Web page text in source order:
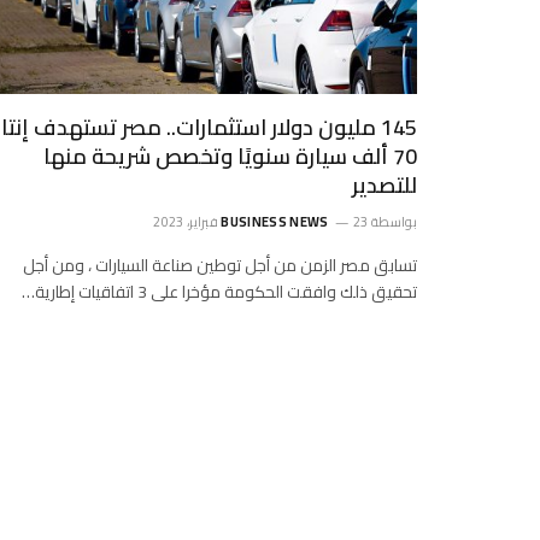
145 مليون دولار استثمارات.. مصر تستهدف
70 ألف سيارة سنويًا وتخصص شريحة منها
للتصدير
بواسطة BUSINESS NEWS 23 فبراير، 2023
تسابق مصر الزمن من أجل توطين صناعة السيارات ، ومن أجل
تحقيق ذلك وافقت الحكومة مؤخرا على 3 اتفاقيات إطارية…